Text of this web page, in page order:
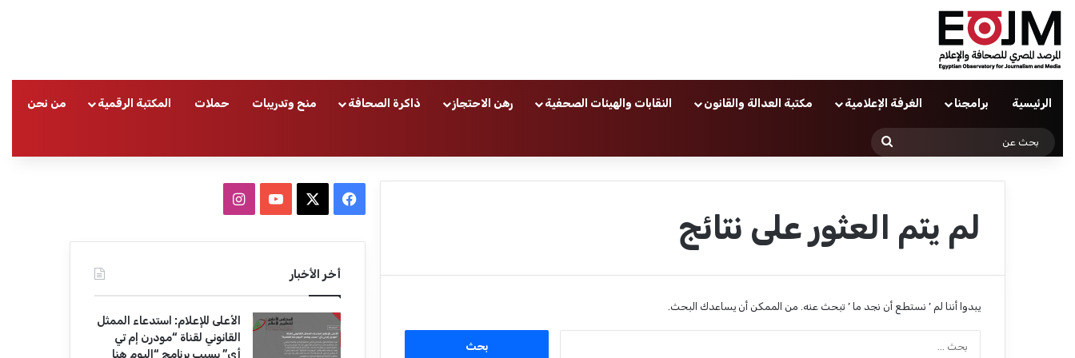
الرئيسية برامجنا الغرفة الإعلامية مكتبة العدالة والقانون النقابات والهيئات الصحفية رهن الاحتجاز ذاكرة الصحافة منح وتدريبات حملات المكتبة الرقمية من نحن
لم يتم العثور على نتائج
يبدوا أننا لم ’ نستطع أن نجد ما ’ تبحث عنه. من الممكن أن يساعدك البحث.
ب
و
u
T
ا
ت
ق
أخر الأخبار
الأعلى للإعلام: استدعاء الممثل
القانوني لقناة “مودرن إم تي
أي” بسبب برنامج “اليوم هنا